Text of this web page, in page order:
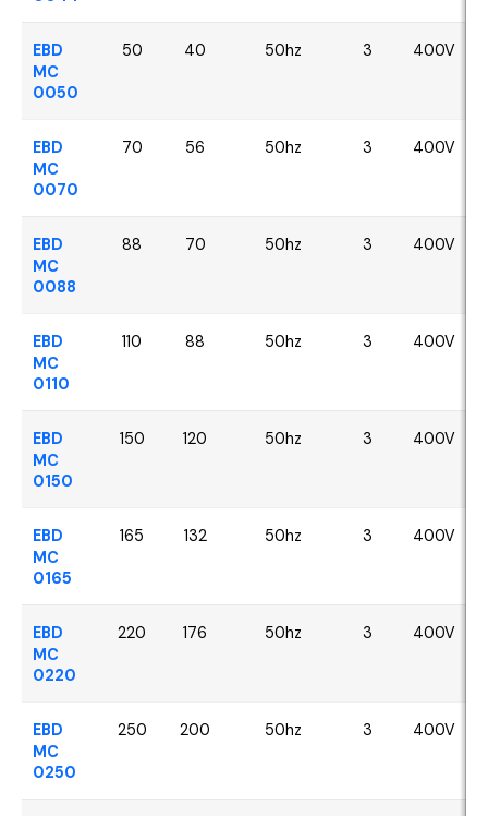
EBD
MC
0050
50 40 50hz 3 400V
EBD
MC
0070
70 56 50hz 3 400V
EBD
MC
0088
88 70 50hz 3 400V
EBD
MC
0110
110 88 50hz 3 400V
EBD
MC
0150
150 120 50hz 3 400V
EBD
MC
0165
165 132 50hz 3 400V
EBD
MC
0220
220 176 50hz 3 400V
EBD
MC
0250
250 200 50hz 3 400V